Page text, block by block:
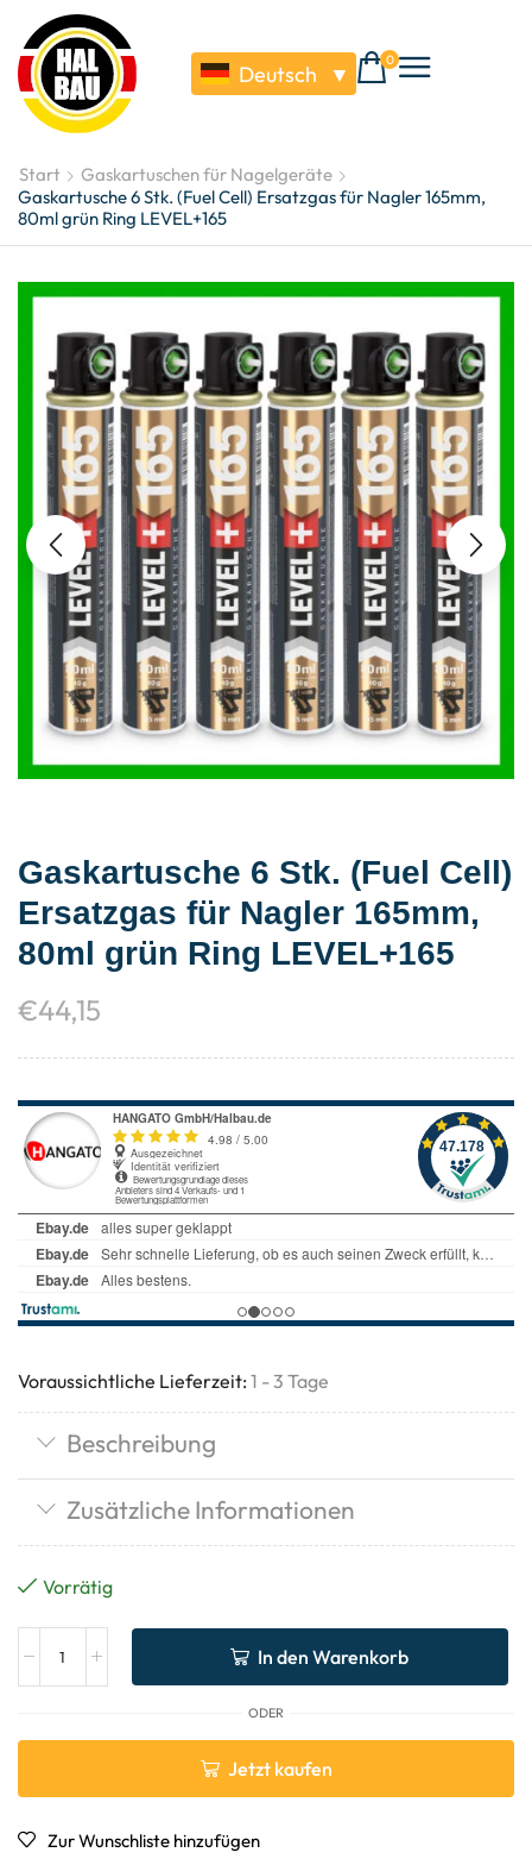
Deutsch ▼
0
Start
Gaskartuschen für Nagelgeräte
Gaskartusche 6 Stk. (Fuel Cell) Ersatzgas für Nagler 165mm,
80ml grün Ring LEVEL+165
Gaskartusche 6 Stk. (Fuel Cell)
Ersatzgas für Nagler 165mm,
80ml grün Ring LEVEL+165
€44,15
Voraussichtliche Lieferzeit: 1 - 3 Tage
Beschreibung
Zusätzliche Informationen
Vorrätig
In den Warenkorb
ODER
Jetzt kaufen
Zur Wunschliste hinzufügen